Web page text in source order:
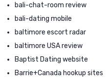
bali-chat-room review
bali-dating mobile
baltimore escort radar
baltimore USA review
Baptist Dating website
Barrie+Canada hookup sites